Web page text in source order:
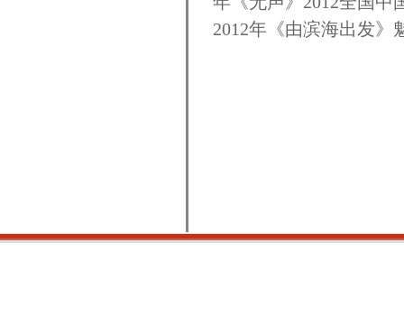
2012年《由滨海出发》